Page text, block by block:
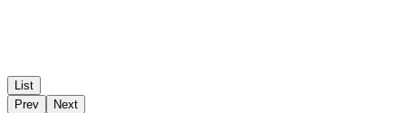
List
Prev
Next